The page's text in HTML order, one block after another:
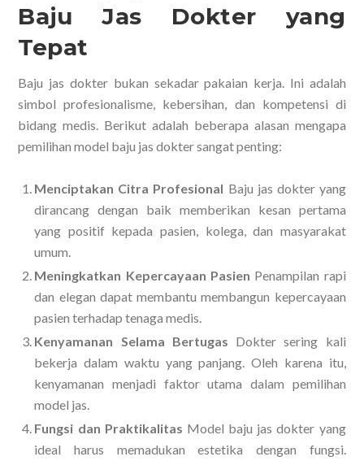
Baju Jas Dokter yang
Tepat
Baju jas dokter bukan sekadar pakaian kerja. Ini adalah
simbol profesionalisme, kebersihan, dan kompetensi di
bidang medis. Berikut adalah beberapa alasan mengapa
pemilihan model baju jas dokter sangat penting:
Menciptakan Citra Profesional Baju jas dokter yang
dirancang dengan baik memberikan kesan pertama
yang positif kepada pasien, kolega, dan masyarakat
umum.
Meningkatkan Kepercayaan Pasien Penampilan rapi
dan elegan dapat membantu membangun kepercayaan
pasien terhadap tenaga medis.
Kenyamanan Selama Bertugas Dokter sering kali
bekerja dalam waktu yang panjang. Oleh karena itu,
kenyamanan menjadi faktor utama dalam pemilihan
model jas.
Fungsi dan Praktikalitas Model baju jas dokter yang
ideal harus memadukan estetika dengan fungsi.